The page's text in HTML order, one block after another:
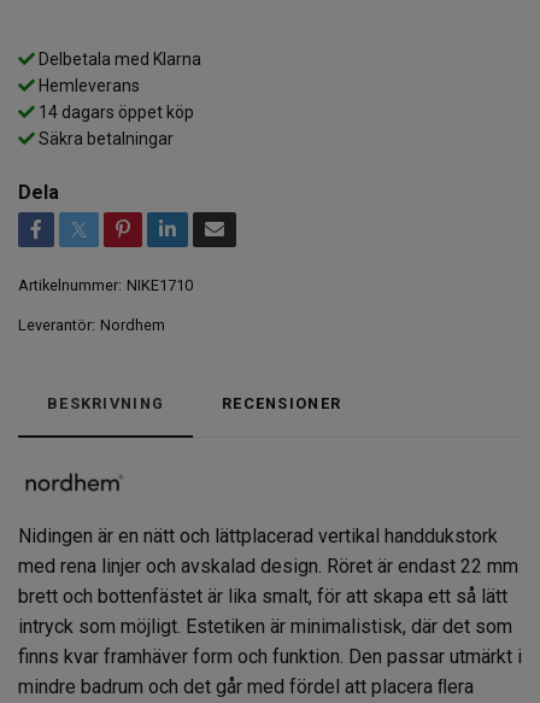
Delbetala med Klarna
Hemleverans
14 dagars öppet köp
Säkra betalningar
Dela
Artikelnummer: NIKE1710
Leverantör: Nordhem
BESKRIVNING RECENSIONER
Nidingen är en nätt och lättplacerad vertikal handdukstork
med rena linjer och avskalad design. Röret är endast 22 mm
brett och bottenfästet är lika smalt, för att skapa ett så lätt
intryck som möjligt. Estetiken är minimalistisk, där det som
finns kvar framhäver form och funktion. Den passar utmärkt i
mindre badrum och det går med fördel att placera ﬂera